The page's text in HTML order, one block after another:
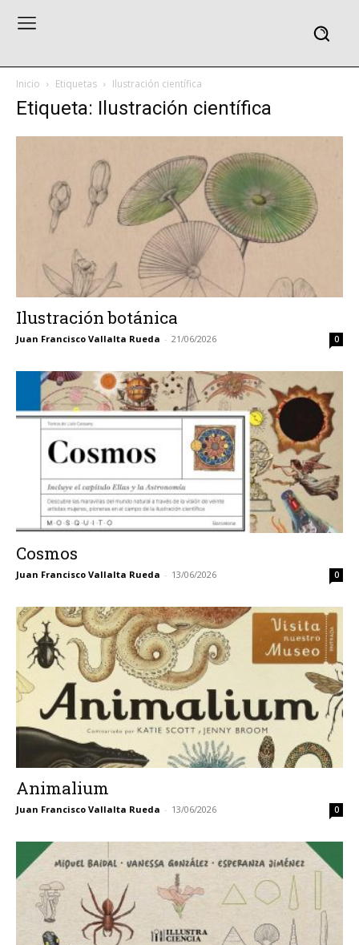
Inicio Etiquetas Ilustración científica
Etiqueta: Ilustración científica
Ilustración botánica
Juan Francisco Vallalta Rueda - 21/06/2026 0
Cosmos
Juan Francisco Vallalta Rueda - 13/06/2026 0
Animalium
Juan Francisco Vallalta Rueda - 13/06/2026 0